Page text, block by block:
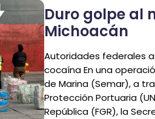
Duro golpe al
Michoacán
Autoridades federales
cocaína En una
de Marina (Semar), a
Protección Portuaria
República (FGR), la